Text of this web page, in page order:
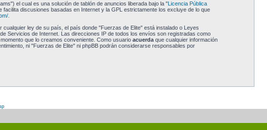
el cual es una solución de tablón de anuncios liberada bajo la "Licencia Pública
facilita discusiones basadas en Internet y la GPL estrictamente los excluye de lo que
.
ley de su país, el país donde "Fuerzas de Elite" está instalado o Leyes
Servicios de Internet. Las direcciones IP de todos los envíos son registradas como
que lo creamos conveniente. Como usuario acuerdaque cualquier información
ni "Fuerzas de Elite" ni phpBB podrán considerarse responsables por